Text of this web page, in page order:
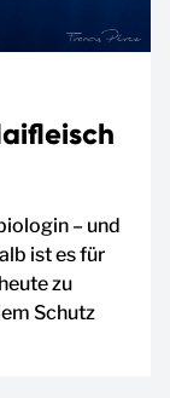
– und
ist es für
zu
Schutz